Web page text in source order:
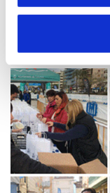
Cuota fija